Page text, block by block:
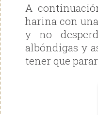
A
harina con
y no
albóndigas y
tener que